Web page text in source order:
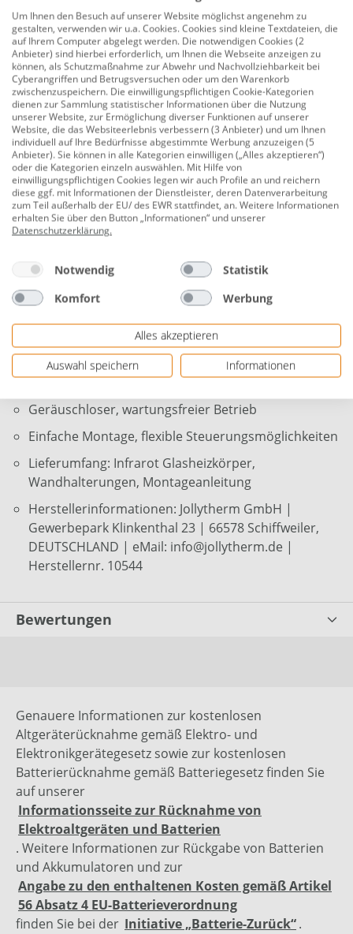
Wandhalterung inklusive, Anschluss steckerfertig an
230 V, optional auch freistehend mit Standfüßen und
erweiterbar um eine Raum- oder SmartHome-
Steuerung.
Für innen
Max. Wärmeleistung : 1200 Watt
Farbe: weiß, Spiegel
Steckdose 230V
Moderne Infrarot-Carbonheiztechnologie
Schnelle Wärmewirkung durch
Edle Glasfront – zeitloses und elegantes Design
Maße: 60 x 120 x 3 cm (B x H x T)
Gewicht: ca. 18,9 kg
Gleichmäßige, angenehme Wärme ohne
Staubaufwirbelung /Allergiker geeignet
Geräuschloser, wartungsfreier Betrieb
Einfache Montage, flexible Steuerungsmöglichkeiten
Lieferumfang: Infrarot Glasheizkörper,
Wandhalterungen, Montageanleitung
Herstellerinformationen: Jollytherm GmbH |
Gewerbepark Klinkenthal 23 | 66578 Schiffweiler,
DEUTSCHLAND | eMail: info@jollytherm.de |
Herstellernr. 10544
Bewertungen
Genauere Informationen zur kostenlosen
Altgeräterücknahme gemäß Elektro- und
Elektronikgerätegesetz sowie zur kostenlosen
Batterierücknahme gemäß Batteriegesetz finden Sie
auf unserer
Informationsseite zur Rücknahme von
Elektroaltgeräten und Batterien
. Weitere Informationen zur Rückgabe von Batterien
und Akkumulatoren und zur
Angabe zu den enthaltenen Kosten gemäß Artikel
56 Absatz 4 EU-Batterieverordnung
finden Sie bei der Initiative „Batterie-Zurück“.
Um Ihnen den Besuch auf unserer Website möglichst angenehm zu
gestalten, verwenden wir u.a. Cookies. Cookies sind kleine Textdateien, die
auf Ihrem Computer abgelegt werden. Die notwendigen Cookies (2
Anbieter) sind hierbei erforderlich, um Ihnen die Webseite anzeigen zu
können, als Schutzmaßnahme zur Abwehr und Nachvollziehbarkeit bei
Cyberangriffen und Betrugsversuchen oder um den Warenkorb
zwischenzuspeichern. Die einwilligungspflichtigen Cookie-Kategorien
dienen zur Sammlung statistischer Informationen über die Nutzung
unserer Website, zur Ermöglichung diverser Funktionen auf unserer
Website, die das Websiteerlebnis verbessern (3 Anbieter) und um Ihnen
individuell auf Ihre Bedürfnisse abgestimmte Werbung anzuzeigen (5
Anbieter). Sie können in alle Kategorien einwilligen („Alles akzeptieren“)
oder die Kategorien einzeln auswählen. Mit Hilfe von
einwilligungspflichtigen Cookies legen wir auch Profile an und reichern
diese ggf. mit Informationen der Dienstleister, deren Datenverarbeitung
zum Teil außerhalb der EU/ des EWR stattfindet, an. Weitere Informationen
erhalten Sie über den Button „Informationen“ und unserer
Datenschutzerklärung.
Notwendig
Statistik
Komfort
Werbung
Alles akzeptieren
Auswahl speichern
Informationen